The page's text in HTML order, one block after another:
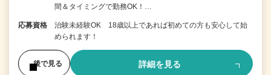
間＆タイミングで勤務OK！…
応募資格
治験未経験OK 18歳以上であれば初めての方も安心して始
められます！
後で見る 詳細を見る